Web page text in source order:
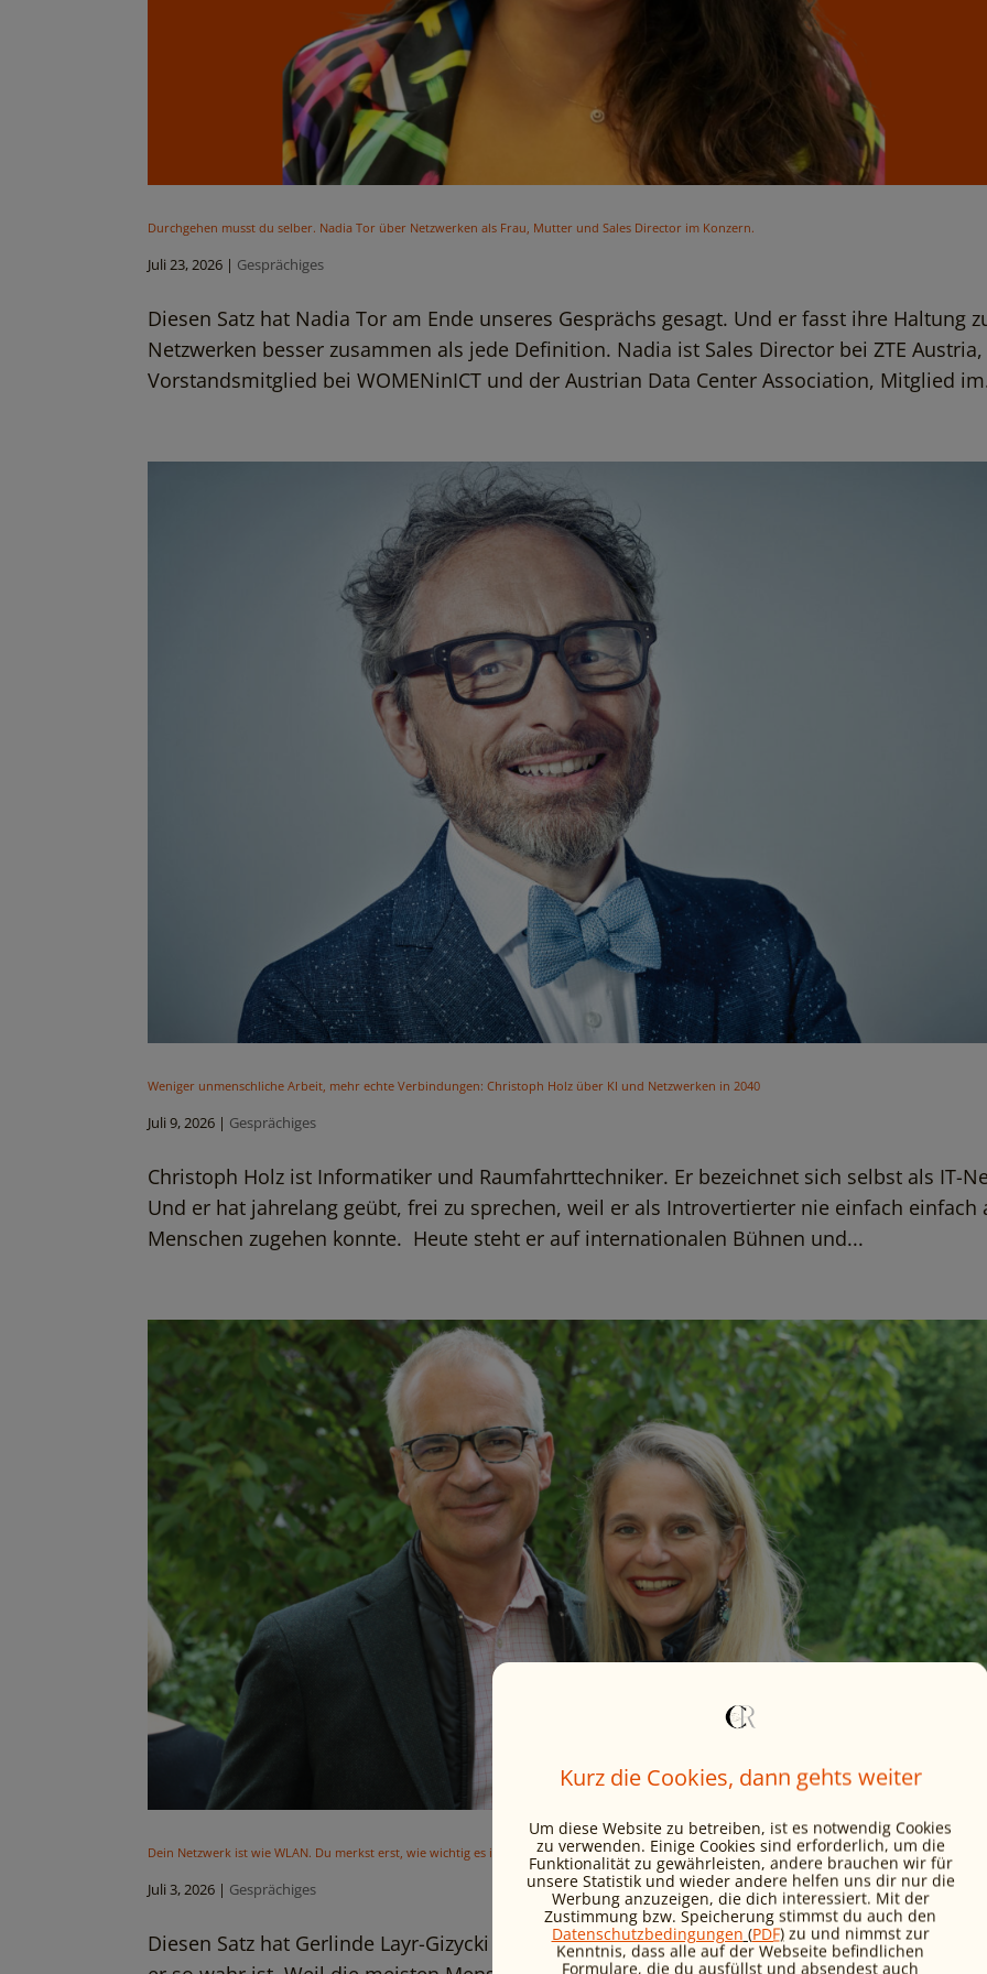
Durchgehen musst du selber. Nadia Tor über Netzwerken als Frau, Mutter und Sales Director im Konzern.
Juli 23, 2026 | Gesprächiges
Diesen Satz hat Nadia Tor am Ende unseres Gesprächs gesagt. Und er fasst ihre Haltung
Netzwerken besser zusammen als jede Definition. Nadia ist Sales Director bei ZTE Austria,
Vorstandsmitglied bei WOMENinICT und der Austrian Data Center Association, Mitglied
Weniger unmenschliche Arbeit, mehr echte Verbindungen: Christoph Holz über KI und Netzwerken in 2040
Juli 9, 2026 | Gesprächiges
Christoph Holz ist Informatiker und Raumfahrttechniker. Er bezeichnet sich selbst als IT-
Und er hat jahrelang geübt, frei zu sprechen, weil er als Introvertierter nie einfach einfach
Menschen zugehen konnte. Heute steht er auf internationalen Bühnen und...
Dein Netzwerk ist wie WLAN. Du merkst erst, wie wichtig es ist, wenn der Empfang weg ist.
Juli 3, 2026 | Gesprächiges
Diesen Satz hat Gerlinde Layr-Gizycki gesagt. Und er hat sich bei mir sofort festgesetzt.
Kurz die Cookies, dann gehts weiter
Um diese Website zu betreiben, ist es notwendig Cookies
zu verwenden. Einige Cookies sind erforderlich, um die
Funktionalität zu gewährleisten, andere brauchen wir für
unsere Statistik und wieder andere helfen uns dir nur die
Werbung anzuzeigen, die dich interessiert. Mit der
Zustimmung bzw. Speicherung stimmst du auch den
Datenschutzbedingungen (PDF)zu und nimmst zur
Kenntnis, dass alle auf der Webseite befindlichen
Formulare, die du ausfüllst und absendest auch